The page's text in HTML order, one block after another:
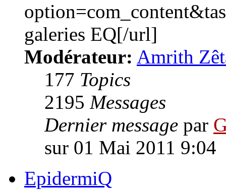
galeries EQ[/url]
Modérateur: Amrith
177 Topics
2195 Messages
Dernier message par
sur 01 Mai 2011 9:04
EpidermiQ